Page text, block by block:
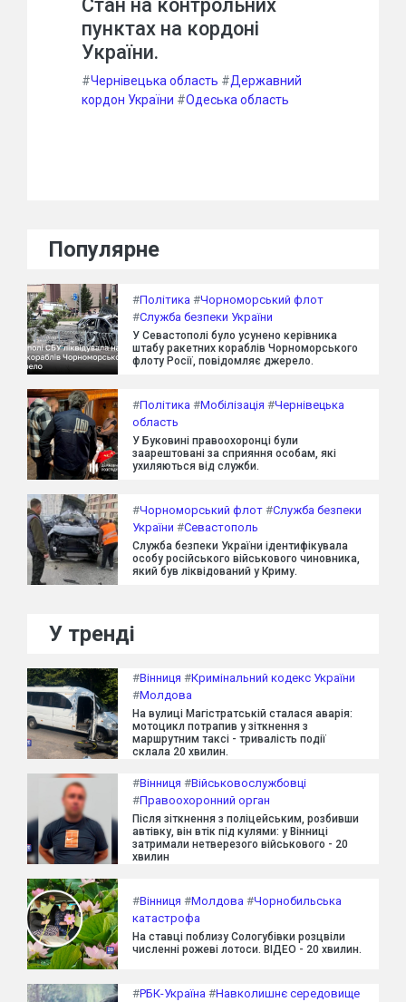
Стан на контрольних
пунктах на кордоні
України.
#Чернівецька область #Державний
кордон України #Одеська область
Популярне
#Політика #Чорноморський флот
#Служба безпеки України
У Севастополі було усунено керівника
штабу ракетних кораблів Чорноморського
флоту Росії, повідомляє джерело.
#Політика #Мобілізація #Чернівецька
область
У Буковині правоохоронці були
заарештовані за сприяння особам, які
ухиляються від служби.
#Чорноморський флот #Служба безпеки
України #Севастополь
Служба безпеки України ідентифікувала
особу російського військового чиновника,
який був ліквідований у Криму.
У тренді
#Вінниця #Кримінальний кодекс України
#Молдова
На вулиці Магістратській сталася аварія:
мотоцикл потрапив у зіткнення з
маршрутним таксі - тривалість події
склала 20 хвилин.
#Вінниця #Військовослужбовці
#Правоохоронний орган
Після зіткнення з поліцейським, розбивши
автівку, він втік під кулями: у Вінниці
затримали нетверезого військового - 20
хвилин
#Вінниця #Молдова #Чорнобильська
катастрофа
На ставці поблизу Сологубівки розцвіли
численні рожеві лотоси. ВІДЕО - 20 хвилин.
#РБК-Україна #Навколишнє середовище